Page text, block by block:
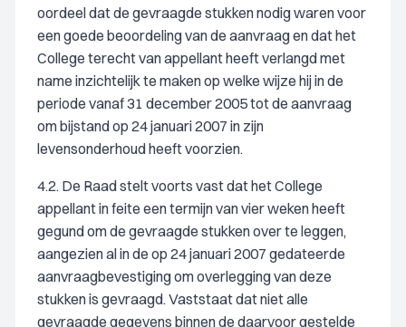
oordeel dat de gevraagde stukken nodig waren voor
een goede beoordeling van de aanvraag en dat het
College terecht van appellant heeft verlangd met
name inzichtelijk te maken op welke wijze hij in de
periode vanaf 31 december 2005 tot de aanvraag
om bijstand op 24 januari 2007 in zijn
levensonderhoud heeft voorzien.
4.2. De Raad stelt voorts vast dat het College
appellant in feite een termijn van vier weken heeft
gegund om de gevraagde stukken over te leggen,
aangezien al in de op 24 januari 2007 gedateerde
aanvraagbevestiging om overlegging van deze
stukken is gevraagd. Vaststaat dat niet alle
gevraagde gegevens binnen de daarvoor gestelde